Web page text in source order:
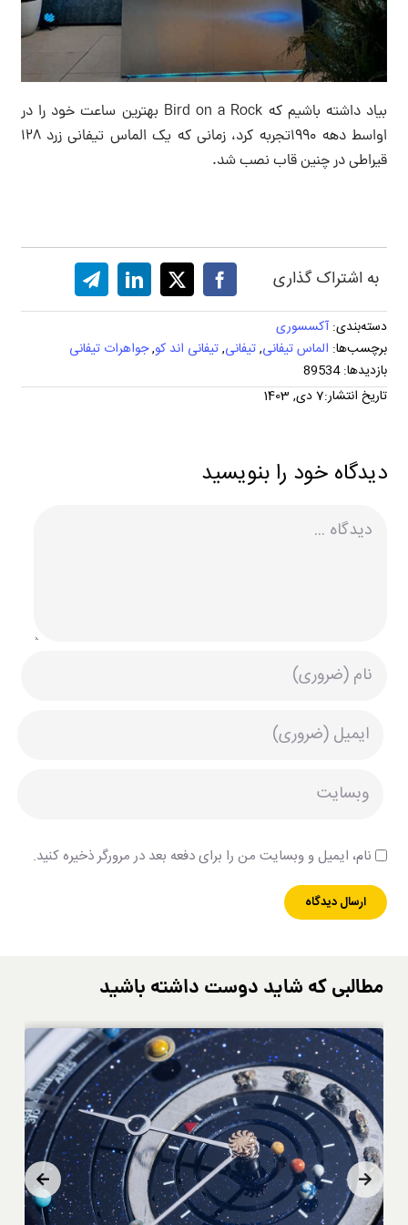
بیاد داشته باشیم که Bird on a Rock بهترین ساعت خود را در
اواسط دهه ۱۹۹۰تجربه کرد، زمانی که یک الماس تیفانی زرد ۱۲۸
قیراطی در چنین قاب نصب شد.
به اشتراک گذاری
دسته‌بندی:آکسسوری
برچسب‌ها: الماس تیفانی,تیفانی,تیفانی اند کو,جواهرات تیفانی
بازدیدها: 89534
تاریخ انتشار:7 دی, 1403
دیدگاه خود را بنویسید
نام، ایمیل و وبسایت من را برای دفعه بعد در مرورگر ذخیره کنید.
مطالبی که شاید دوست داشته باشید